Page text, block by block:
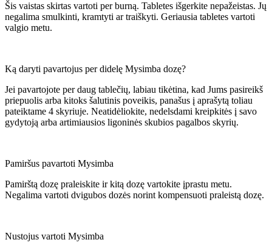
Šis vaistas skirtas vartoti per burną. Tabletes išgerkite nepažeistas. Jų
negalima smulkinti, kramtyti ar traiškyti. Geriausia tabletes vartoti
valgio metu.
Ką daryti pavartojus per didelę Mysimba dozę?
Jei pavartojote per daug tablečių, labiau tikėtina, kad Jums pasireikš
priepuolis arba kitoks šalutinis poveikis, panašus į aprašytą toliau
pateiktame 4 skyriuje. Neatidėliokite, nedelsdami kreipkitės į savo
gydytoją arba artimiausios ligoninės skubios pagalbos skyrių.
Pamiršus pavartoti Mysimba
Pamirštą dozę praleiskite ir kitą dozę vartokite įprastu metu.
Negalima vartoti dvigubos dozės norint kompensuoti praleistą dozę.
Nustojus vartoti Mysimba